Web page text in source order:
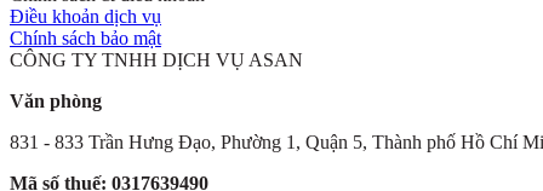
Điều khoản dịch vụ
Chính sách bảo mật
CÔNG TY TNHH DỊCH VỤ ASAN
Văn phòng
831 - 833 Trần Hưng Đạo, Phường 1, Quận 5, Thành phố Hồ Chí
Mã số thuế: 0317639490